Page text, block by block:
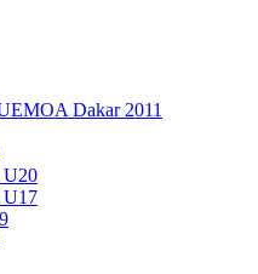
Dakar 2011